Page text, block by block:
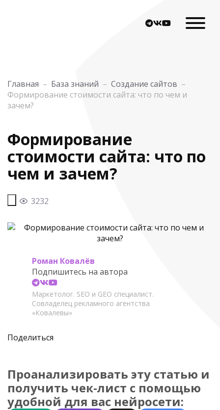
Главная – База знаний – Создание сайтов –
Формирование стоимости сайта: что по чем и
зачем?
Формирование
стоимости сайта: что по
чем и зачем?
3232
Роман Ковалёв
Подпишитесь на автора
Маркетолог. SEO и GEO специалист.
Совладелец рекламного агентства
«Ковалевы»
Поделиться
Проанализировать эту статью и
получить чек-лист с помощью
удобной для вас нейросети: